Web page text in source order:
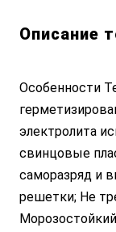
Описание
Особенности
электролита
свинцовые
саморазряд и
решетки; Не